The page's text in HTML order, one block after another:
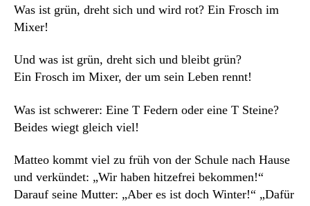
Was ist grün, dreht sich und wird rot? Ein Frosch im
Mixer!
Und was ist grün, dreht sich und bleibt grün?
Ein Frosch im Mixer, der um sein Leben rennt!
Was ist schwerer: Eine T Federn oder eine T Steine?
Beides wiegt gleich viel!
Matteo kommt viel zu früh von der Schule nach Hause
und verkündet: „Wir haben hitzefrei bekommen!“
Darauf seine Mutter: „Aber es ist doch Winter!“ „Dafür